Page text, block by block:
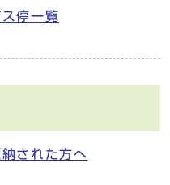
停一覧
された方へ